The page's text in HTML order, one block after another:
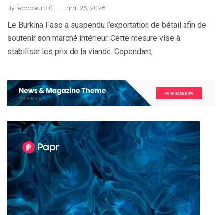
By redacteur3.0 . mai 26, 2026
Le Burkina Faso a suspendu l’exportation de bétail afin de
soutenir son marché intérieur. Cette mesure vise à
stabiliser les prix de la viande. Cependant,